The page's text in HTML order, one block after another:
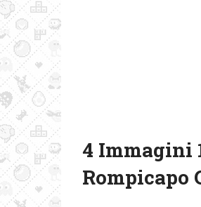
4 Immagini
Rompicapo